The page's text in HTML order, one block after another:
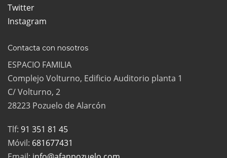
Twitter
Instagram
Contacta con nosotros
ESPACIO FAMILIA
Complejo Volturno, Edificio Auditorio planta 1
C/ Volturno, 2
28223 Pozuelo de Alarcón
Tlf: 91 351 81 45
Móvil: 681677431